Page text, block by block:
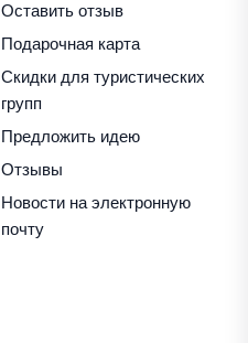
Оставить отзыв
Подарочная карта
Скидки для туристических
групп
Предложить идею
Отзывы
Новости на электронную
почту